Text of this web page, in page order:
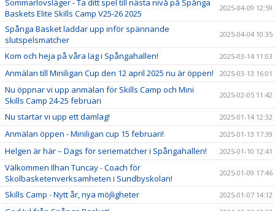
Sommarlovsläger - Ta ditt spel till nästa nivå på Spånga
Baskets Elite Skills Camp V25-26 2025
2025-04-09 12:59
Spånga Basket laddar upp inför spännande
slutspelsmatcher
2025-04-04 10:35
Kom och heja på våra lag i Spångahallen! 2025-03-14 11:03
Anmälan till Miniligan Cup den 12 april 2025 nu är öppen! 2025-03-13 16:01
Nu öppnar vi upp anmälan för Skills Camp och Mini
Skills Camp 24-25 februari
2025-02-05 11:42
Nu startar vi upp ett damlag! 2025-01-14 12:32
Anmälan öppen - Miniligan cup 15 februari! 2025-01-13 17:39
Helgen är här – Dags för seriematcher i Spångahallen! 2025-01-10 12:41
Välkommen Ilhan Tuncay - Coach för
Skolbasketenverksamheten i Sundbyskolan!
2025-01-09 17:46
Skills Camp - Nytt år, nya möjligheter 2025-01-07 14:12